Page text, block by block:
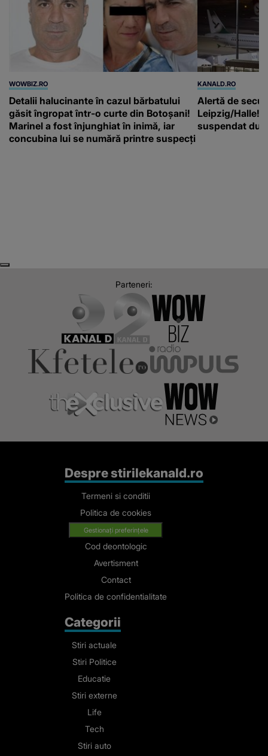
WOWBIZ.RO
Detalii halucinante în cazul bărbatului
găsit îngropat într-o curte din Botoșani!
Marinel a fost înjunghiat în inimă, iar
concubina lui se numără printre suspecți
KANALD.RO
Alertă de
Leipzig/Halle!
suspendat
Parteneri:
Despre stirilekanald.ro
Termeni si conditii
Politica de cookies
Gestionați preferințele
Cod deontologic
Avertisment
Contact
Politica de confidentialitate
Categorii
Stiri actuale
Stiri Politice
Educatie
Stiri externe
Life
Tech
Stiri auto